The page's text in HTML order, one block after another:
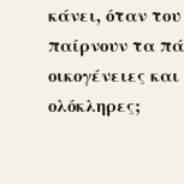
κάνει, όταν του
παίρνουν τα
οικογένειες
ολόκληρες;